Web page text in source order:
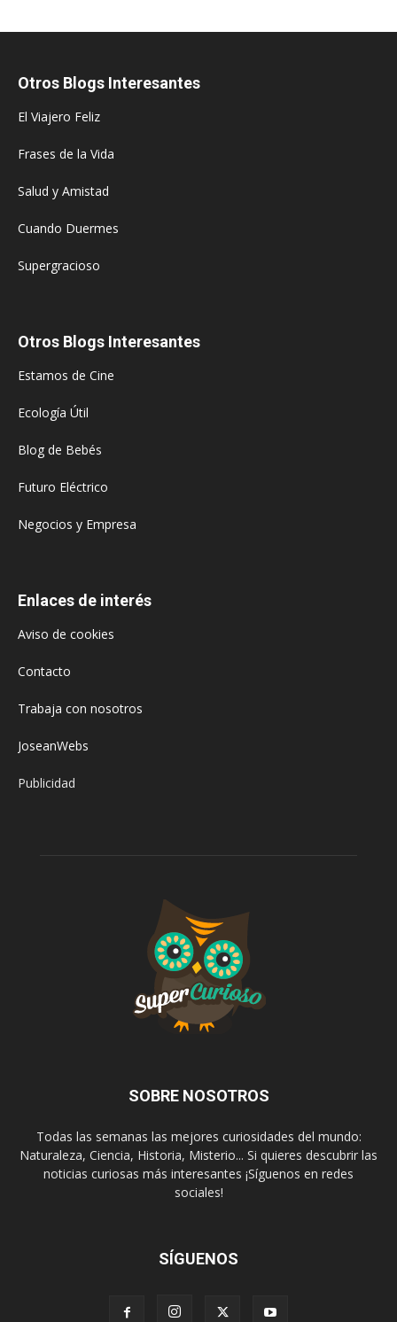
Otros Blogs Interesantes
El Viajero Feliz
Frases de la Vida
Salud y Amistad
Cuando Duermes
Supergracioso
Otros Blogs Interesantes
Estamos de Cine
Ecología Útil
Blog de Bebés
Futuro Eléctrico
Negocios y Empresa
Enlaces de interés
Aviso de cookies
Contacto
Trabaja con nosotros
JoseanWebs
Publicidad
SOBRE NOSOTROS
Todas las semanas las mejores curiosidades del mundo:
Naturaleza, Ciencia, Historia, Misterio... Si quieres descubrir las
noticias curiosas más interesantes ¡Síguenos en redes
sociales!
SÍGUENOS